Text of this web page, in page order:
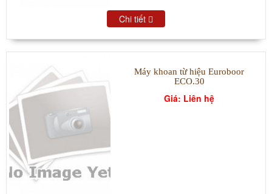
Chi tiết
Máy khoan từ hiệu Euroboor
ECO.30
Giá: Liên hệ